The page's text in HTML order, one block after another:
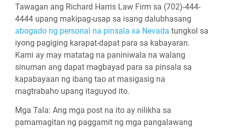
Tawagan ang Richard Harris Law Firm sa (702)-444-
4444 upang makipag-usap sa isang dalubhasang
abogado ng personal na pinsala sa Nevada tungkol sa
iyong pagiging karapat-dapat para sa kabayaran.
Kami ay may matatag na paniniwala na walang
sinuman ang dapat magbayad para sa pinsala sa
kapabayaan ng ibang tao at masigasig na
magtrabaho upang itaguyod ito.
Mga Tala: Ang mga post na ito ay nilikha sa
pamamagitan ng paggamit ng mga pangalawang